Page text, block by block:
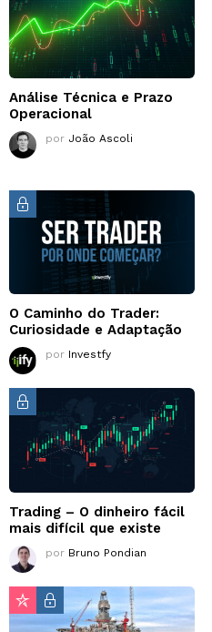
Análise Técnica e Prazo
Operacional
por João Ascoli
O Caminho do Trader:
Curiosidade e Adaptação
por Investfy
Trading – O dinheiro fácil
mais difícil que existe
por Bruno Pondian